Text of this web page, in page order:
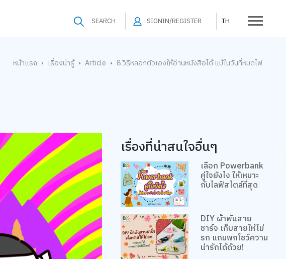
SEARCH SIGNIN/REGISTER TH
หน้าแรก • เรื่องน่ารู้ • Article • 8 วิธีหลอกตัวเองให้อ่านหนังสือได้ แม้ในวันที่หมดไฟ
เรื่องที่น่าสนใจอื่นๆ
เลือก Powerbank
คู่ใจยังไง ให้เหมาะ
กับไลฟ์สไตล์ที่สุด
DIY ผ้าพันสาย
ชาร์จ เก็บสายให้ไม่
รก แถมพกโชว์ความ
น่ารักได้ด้วย!